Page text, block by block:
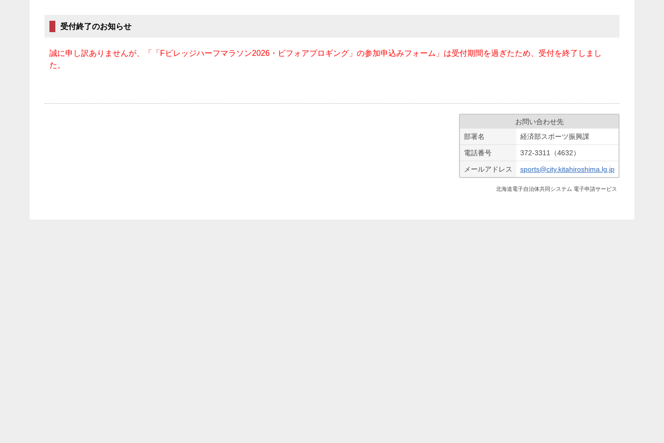
受付終了のお知らせ
誠に申し訳ありませんが、「「Fビレッジハーフマラソン2026・ビフォアプロギング」の参加申込みフォーム」は受付期間を過ぎたため、受付を終了しまし
た。
お問い合わせ先
部署名
経済部スポーツ振興課
電話番号 372-3311（4632）
メールアドレス sports@city.kitahiroshima.lg.jp
北海道電子自治体共同システム 電子申請サービス